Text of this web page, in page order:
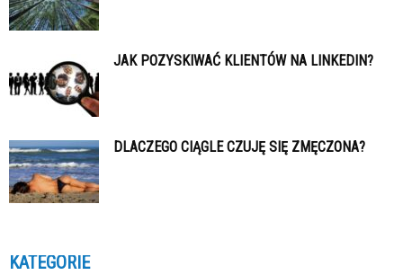
JAK POZYSKIWAĆ KLIENTÓW NA LINKEDIN?
DLACZEGO CIĄGLE CZUJĘ SIĘ ZMĘCZONA?
KATEGORIE